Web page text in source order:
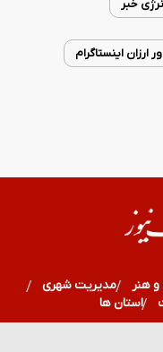
خبر
ارزان اینستاگرام
هنر
مدیریت شهری
استان ها